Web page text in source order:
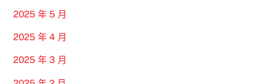
2025 年 5 月
2025 年 4 月
2025 年 3 月